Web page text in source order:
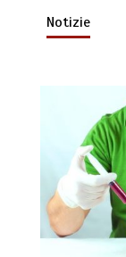
Notizie